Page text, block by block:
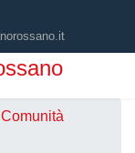
Comunità